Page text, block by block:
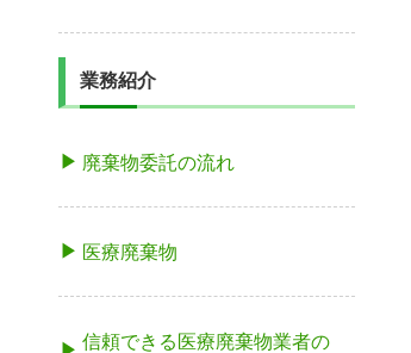
業務紹介
廃棄物委託の流れ
医療廃棄物
信頼できる医療廃棄物業者の